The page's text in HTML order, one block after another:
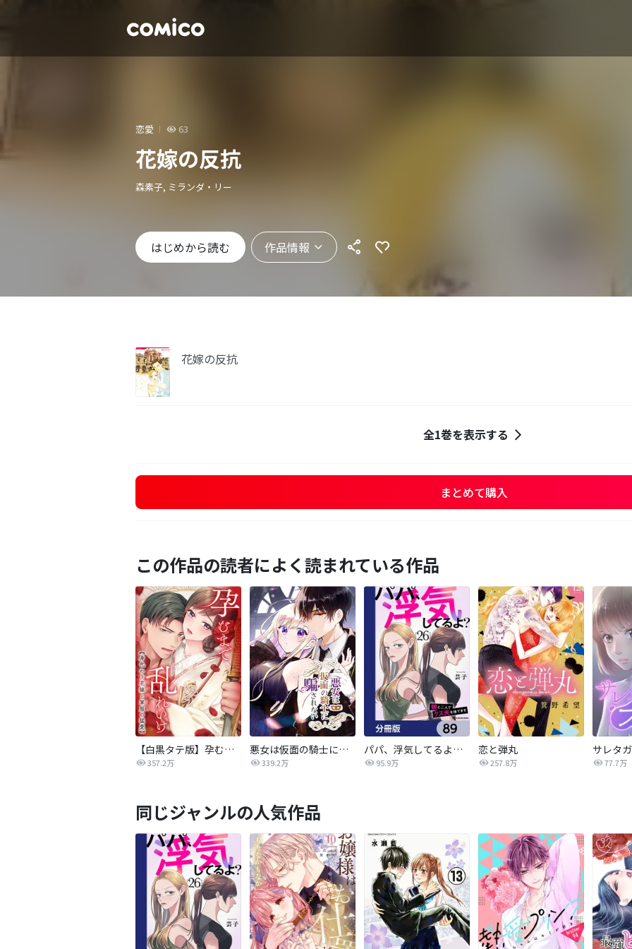
恋愛 63
花嫁の反抗
森素子, ミランダ・リー
はじめから読む 作品情報
花嫁の反抗
全1巻を表示する
まとめて購入
この作品の読者によく読まれている作品
【白黒タテ版】孕むまで乱れいけ～身代わり花嫁と軍服の猛愛
357.2万
悪女は仮面の騎士に騙されない
339.2万
パパ、浮気してるよ？娘と二人でクズ夫を捨てます【分冊版】
95.9万
恋と弾丸
257.8万 77.7万
同じジャンルの人気作品